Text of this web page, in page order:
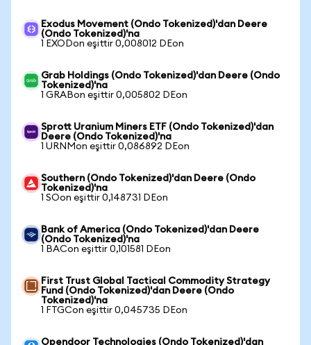
Exodus Movement (Ondo Tokenized)'dan Deere
(Ondo Tokenized)'na
1 EXODon eşittir 0,008012 DEon
Grab Holdings (Ondo Tokenized)'dan Deere (Ondo
Tokenized)'na
1 GRABon eşittir 0,005802 DEon
Sprott Uranium Miners ETF (Ondo Tokenized)'dan
Deere (Ondo Tokenized)'na
1 URNMon eşittir 0,086892 DEon
Southern (Ondo Tokenized)'dan Deere (Ondo
Tokenized)'na
1 SOon eşittir 0,148731 DEon
Bank of America (Ondo Tokenized)'dan Deere
(Ondo Tokenized)'na
1 BACon eşittir 0,101581 DEon
First Trust Global Tactical Commodity Strategy
Fund (Ondo Tokenized)'dan Deere (Ondo
Tokenized)'na
1 FTGCon eşittir 0,045735 DEon
Opendoor Technologies (Ondo Tokenized)'dan